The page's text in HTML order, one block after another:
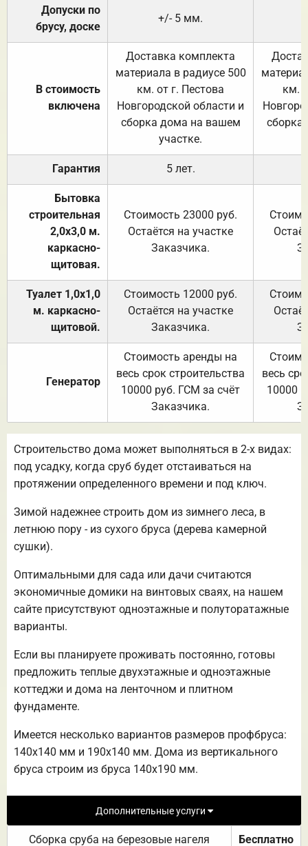
Допуски по
брусу, доске
+/- 5 мм.
В стоимость
включена
Доставка комплекта
материала в радиусе 500
км. от г. Пестова
Новгородской области и
сборка дома на вашем
участке.
км.
Гарантия 5 лет.
Бытовка
строительная
2,0х3,0 м.
каркасно-
щитовая.
Стоимость 23000 руб.
Остаётся на участке
Заказчика.
Туалет 1,0х1,0
м. каркасно-
щитовой.
Стоимость 12000 руб.
Остаётся на участке
Заказчика.
Генератор
Стоимость аренды на
весь срок строительства
10000 руб. ГСМ за счёт
Заказчика.
весь
10000
Строительство дома может выполняться в 2-х видах:
под усадку, когда сруб будет отстаиваться на
протяжении определенного времени и под ключ.
Зимой надежнее строить дом из зимнего леса, в
летнюю пору - из сухого бруса (дерева камерной
сушки).
Оптимальными для сада или дачи считаются
экономичные домики на винтовых сваях, на нашем
сайте присутствуют одноэтажные и полуторатажные
варианты.
Если вы планируете проживать постоянно, готовы
предложить теплые двухэтажные и одноэтажные
коттеджи и дома на ленточном и плитном
фундаменте.
Имеется несколько вариантов размеров профбруса:
140х140 мм и 190х140 мм. Дома из вертикального
бруса строим из бруса 140х190 мм.
Дополнительные услуги
Сборка сруба на березовые нагеля Бесплатно